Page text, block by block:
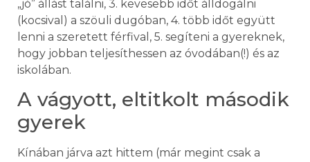
„jó” állást találni, 3. kevesebb időt álldogálni
(kocsival) a szöuli dugóban, 4. több időt együtt
lenni a szeretett férfival, 5. segíteni a gyereknek,
hogy jobban teljesíthessen az óvodában(!) és az
iskolában.
A vágyott, eltitkolt második
gyerek
Kínában járva azt hittem (már megint csak a